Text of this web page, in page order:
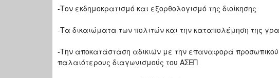
-Τον εκδημοκρατισμό και εξορθολογισμό της διοίκησης
-Τα δικαιώματα των πολιτών και την καταπολέμηση της
-Την αποκατάσταση αδικιών με την επαναφορά προσωπικού
παλαιότερους διαγωνισμούς του ΑΣΕΠ